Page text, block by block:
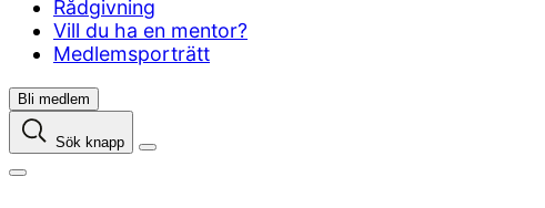
Rådgivning
Vill du ha en mentor?
Medlemsporträtt
Bli medlem
Sök knapp